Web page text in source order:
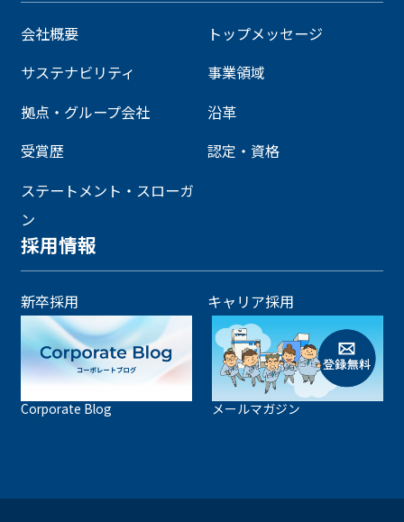
会社概要
トップメッセージ
サステナビリティ
事業領域
拠点・グループ会社
沿革
受賞歴
認定・資格
ステートメント・スローガ
ン
採用情報
新卒採用 キャリア採用
Corporate Blog メールマガジン